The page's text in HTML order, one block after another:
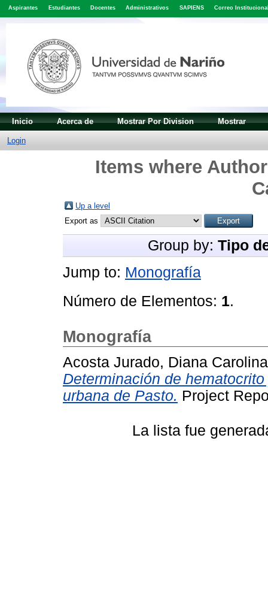
Aspirantes Estudiantes Docentes Administrativos SAPIENS Correo
Inicio Acerca de Mostrar Por Division Mostrar
Login
Items where
Up a level
Export as
Group by: Tipo
Jump to: Monografía
Número de Elementos: 1.
Monografía
Acosta Jurado, Diana Carolina
Determinación de
urbana de Pasto. Project
La lista fue